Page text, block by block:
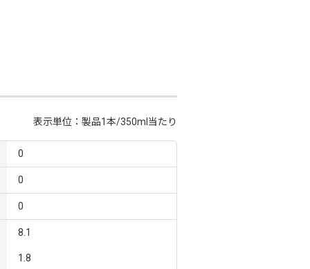
表示単位：製品1本/350ml当たり
0
0
0
8.1
1.8